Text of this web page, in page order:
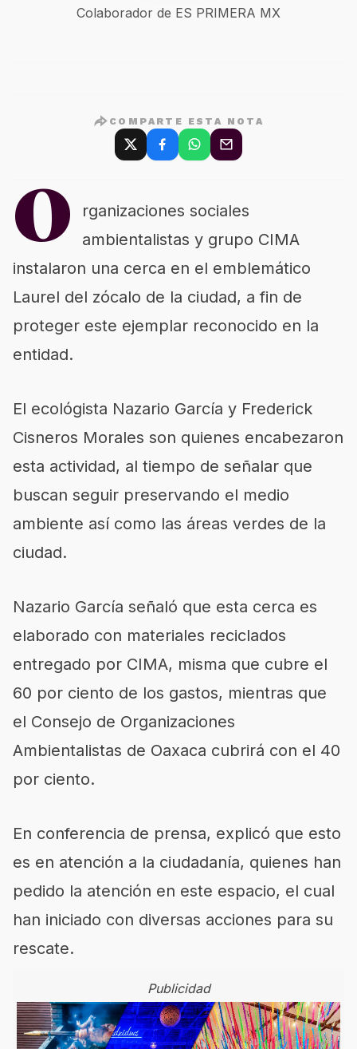
Colaborador de ES PRIMERA MX
COMPARTE ESTA NOTA
O
rganizaciones sociales
ambientalistas y grupo CIMA
instalaron una cerca en el emblemático
Laurel del zócalo de la ciudad, a fin de
proteger este ejemplar reconocido en la
entidad.
El ecológista Nazario García y Frederick
Cisneros Morales son quienes encabezaron
esta actividad, al tiempo de señalar que
buscan seguir preservando el medio
ambiente así como las áreas verdes de la
ciudad.
Nazario García señaló que esta cerca es
elaborado con materiales reciclados
entregado por CIMA, misma que cubre el
60 por ciento de los gastos, mientras que
el Consejo de Organizaciones
Ambientalistas de Oaxaca cubrirá con el 40
por ciento.
En conferencia de prensa, explicó que esto
es en atención a la ciudadanía, quienes han
pedido la atención en este espacio, el cual
han iniciado con diversas acciones para su
rescate.
Publicidad